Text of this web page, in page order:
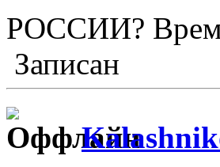
РОССИИ?
Записан